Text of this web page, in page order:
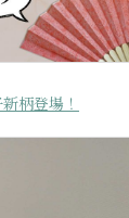
柄登場！